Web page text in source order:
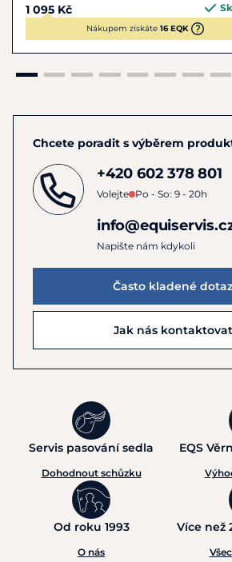
1 095 Kč
Nákupem získáte 16 EQK
Chcete poradit s výběrem
+420 602 378 801
Volejte Po - So: 9 - 20h
Napište nám kdykoli
Často kladené
Jak nás
Servis pasování sedla
Dohodnout schůzku
EQS
Od roku 1993
O nás
Více než